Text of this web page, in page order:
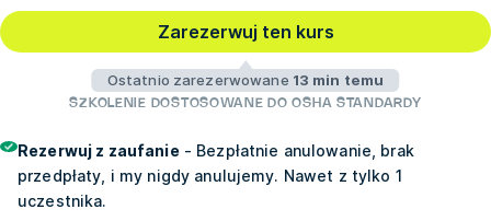
Zarezerwuj ten kurs
Ostatnio zarezerwowane 13 min temu
SZKOLENIE DOSTOSOWANE DO OSHA STANDARDY
Rezerwuj z zaufanie- Bezpłatnie anulowanie, brak
przedpłaty, i my nigdy anulujemy. Nawet z tylko 1
uczestnika.